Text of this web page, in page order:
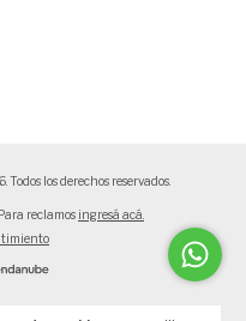
los derechos reservados.
reclamos ingresá acá.